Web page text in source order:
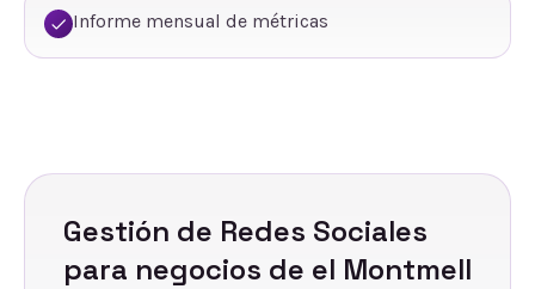
Informe mensual de métricas
Gestión de Redes Sociales
para negocios de el Montmell